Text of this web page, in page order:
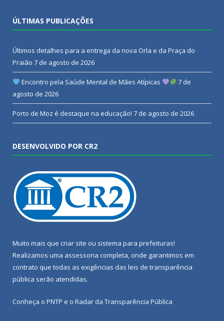
ÚLTIMAS PUBLICAÇÕES
Últimos detalhes para a entrega da nova Orla e da Praça do
Praião 7 de agosto de 2026
Encontro pela Saúde Mental de Mães Atípicas
7 de
agosto de 2026
Porto de Moz é destaque na educação! 7 de agosto de 2026
DESENVOLVIDO POR CR2
Muito mais que criar site ou sistema para prefeituras!
Realizamos uma assessoria completa, onde garantimos em
contrato que todas as exigências das leis de transparência
pública serão atendidas.
Conheça o PNTP e o Radar da Transparência Pública